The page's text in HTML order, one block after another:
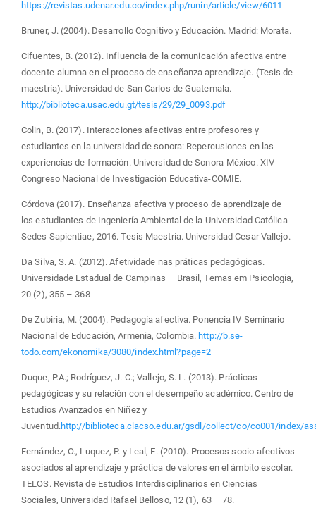
https://revistas.udenar.edu.co/index.php/runin/article/view/6011
Bruner, J. (2004). Desarrollo Cognitivo y Educación. Madrid: Morata.
Cifuentes, B. (2012). Influencia de la comunicación afectiva entre
docente-alumna en el proceso de enseñanza aprendizaje. (Tesis de
maestría). Universidad de San Carlos de Guatemala.
http://biblioteca.usac.edu.gt/tesis/29/29_0093.pdf
Colin, B. (2017). Interacciones afectivas entre profesores y
estudiantes en la universidad de sonora: Repercusiones en las
experiencias de formación. Universidad de Sonora-México. XIV
Congreso Nacional de Investigación Educativa-COMIE.
Córdova (2017). Enseñanza afectiva y proceso de aprendizaje de
los estudiantes de Ingeniería Ambiental de la Universidad Católica
Sedes Sapientiae, 2016. Tesis Maestría. Universidad Cesar Vallejo.
Da Silva, S. A. (2012). Afetividade nas práticas pedagógicas.
Universidade Estadual de Campinas – Brasil, Temas em Psicologia,
20 (2), 355 – 368
De Zubiria, M. (2004). Pedagogía afectiva. Ponencia IV Seminario
Nacional de Educación, Armenia, Colombia. http://b.se-
todo.com/ekonomika/3080/index.html?page=2
Duque, P.A.; Rodríguez, J. C.; Vallejo, S. L. (2013). Prácticas
pedagógicas y su relación con el desempeño académico. Centro de
Estudios Avanzados en Niñez y
Juventud. http://biblioteca.clacso.edu.ar/gsdl/collect/co/co001/index/
Fernández, O., Luquez, P. y Leal, E. (2010). Procesos socio-afectivos
asociados al aprendizaje y práctica de valores en el ámbito escolar.
TELOS. Revista de Estudios Interdisciplinarios en Ciencias
Sociales, Universidad Rafael Belloso, 12 (1), 63 – 78.